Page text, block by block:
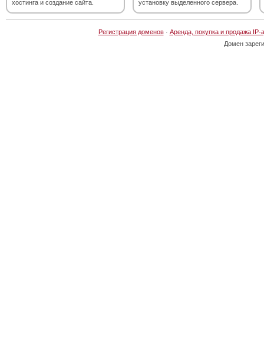
хостинга и создание сайта.
установку выделенного сервера.
Регистрация доменов· Аренда, покупка и продажа IP-
Домен